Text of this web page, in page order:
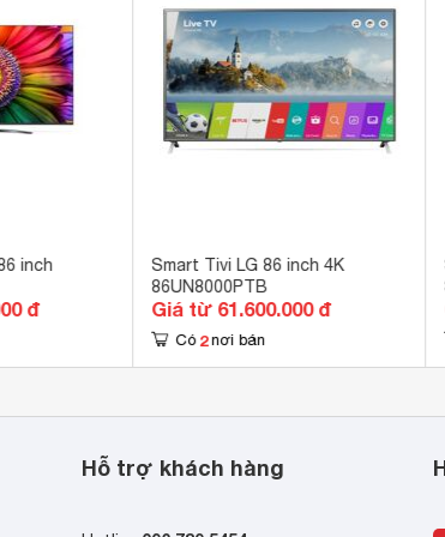
Trình duyệt web, Zing TV, Netflix, VnExpress,
T2
màn hình bằng Screen Share
kết nối (sử dụng tốt nhất trong trình duyệt web)
bằng giọng nói (có hỗ trợ tiếng Việt)
HDR, Ultra Luminance, HDR Effect, Wide
x 118.8 x 34.5 cm
inch
đ
Smart Tivi LG 86 inch 4K
86UN8000PTB
Giá từ 61.600.000 đ
Có 2 nơi bán
Hỗ trợ khách hàng